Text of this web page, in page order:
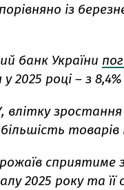
із
банк України
2025 році – з
зростання
товарів
2025 року та її